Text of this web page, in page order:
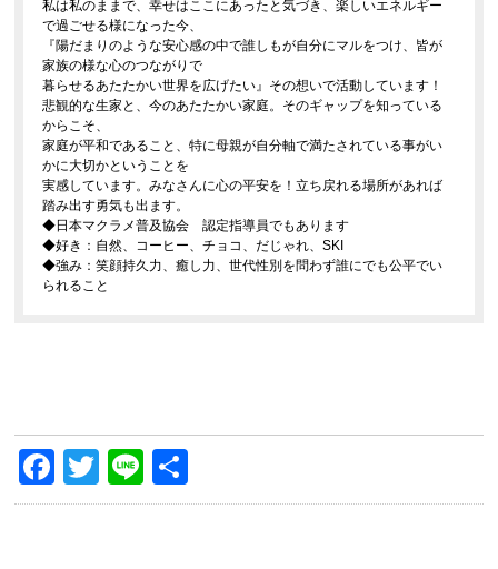
私は私のままで、幸せはここにあったと気づき、楽しいエネルギー
で過ごせる様になった今、
『陽だまりのような安心感の中で誰しもが自分にマルをつけ、皆が
家族の様な心のつながりで
暮らせるあたたかい世界を広げたい』その想いで活動しています！
悲観的な生家と、今のあたたかい家庭。そのギャップを知っている
からこそ、
家庭が平和であること、特に母親が自分軸で満たされている事がい
かに大切かということを
実感しています。みなさんに心の平安を！立ち戻れる場所があれば
踏み出す勇気も出ます。
◆日本マクラメ普及協会 認定指導員でもあります
◆好き：自然、コーヒー、チョコ、だじゃれ、SKI
◆強み：笑顔持久力、癒し力、世代性別を問わず誰にでも公平でい
られること
Facebook
Twitter
Line
有